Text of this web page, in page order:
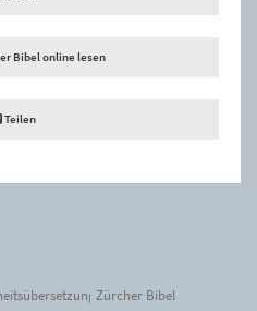
Bibel online lesen
Teilen
Zürcher Bibel